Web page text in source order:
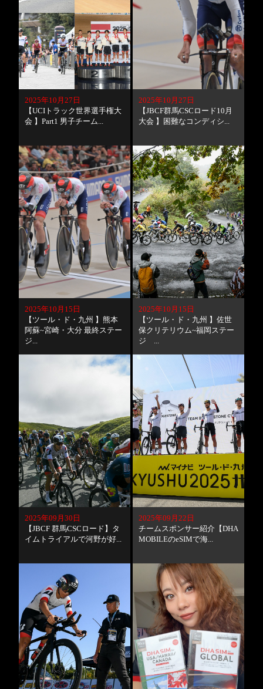
2025年10月27日
【UCIトラック世界選手権大
会 】Part1 男子チーム...
2025年10月27日
【JBCF群馬CSCロード10月
大会 】困難なコンディシ...
2025年10月15日
【ツール・ド・九州 】熊本
阿蘇~宮崎・大分 最終ステー
ジ...
2025年10月15日
【ツール・ド・九州 】佐世
保クリテリウム~福岡ステー
ジ ...
2025年09月30日
【JBCF 群馬CSCロード】タ
イムトライアルで河野が好...
2025年09月22日
チームスポンサー紹介【DHA
MOBILEのeSIMで海...